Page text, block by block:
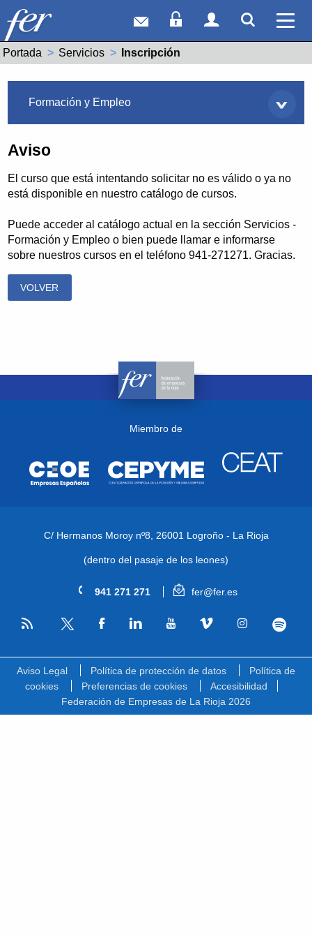
Correo webAcceso Socios
Acceso
Portada Servicios Actual:
Inscripción
Formación y Empleo
Aviso
El curso que está intentando solicitar no es válido o ya no
está disponible en nuestro catálogo de cursos.
Puede acceder al catálogo actual en la sección Servicios -
Formación y Empleo o bien puede llamar e informarse
sobre nuestros cursos en el teléfono 941-271271. Gracias.
VOLVER
Miembro de
C/ Hermanos Moroy nº8, 26001 Logroño - La Rioja
(dentro del pasaje de los leones)
941 271 271 fer@fer.es
RSS
Aviso Legal Política de protección de datos
Política de
cookies
Preferencias de cookies
Accesibilidad
Federación de Empresas de La Rioja 2026